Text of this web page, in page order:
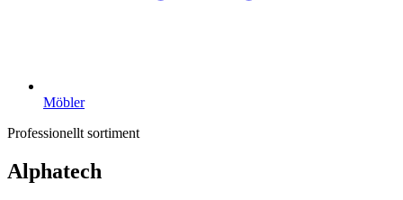
Möbler
Professionellt sortiment
Alphatech